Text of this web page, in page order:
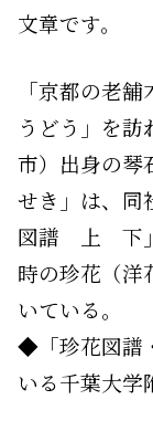
文章です。
「京都の老
うどう」を
市）出身の
せき」は、同
図譜 上 下」
時の珍花（洋
いている。
◆「珍花図譜
いる千葉大学